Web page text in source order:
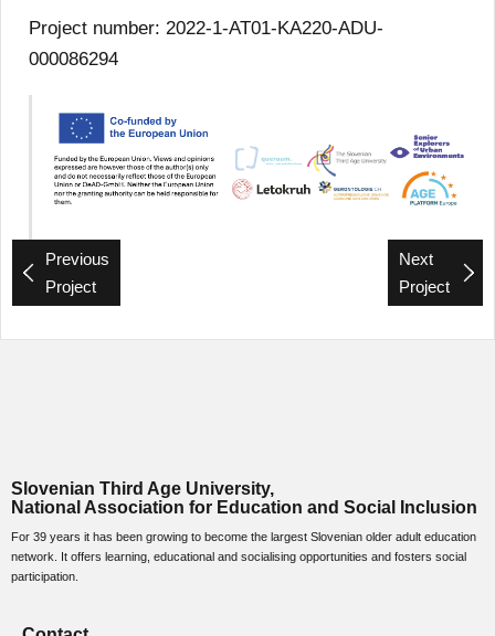
Project number: 2022-1-AT01-KA220-ADU-
000086294
Previous
Project
Next
Project
Slovenian Third Age University,
National Association for Education and Social Inclusion
For 39 years it has been growing to become the largest Slovenian older adult education
network. It offers learning, educational and socialising opportunities and fosters social
participation.